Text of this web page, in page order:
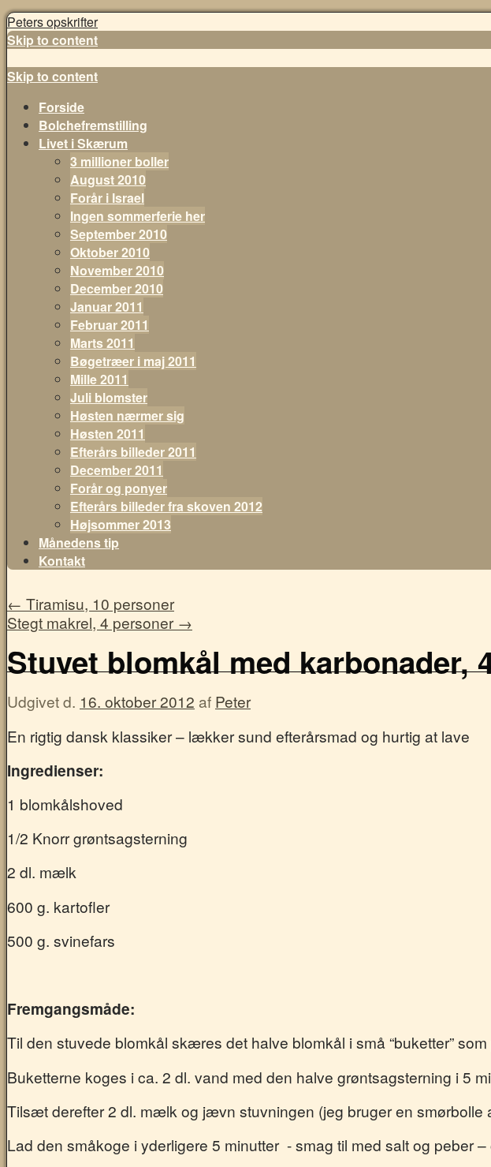
Peters opskrifter
Skip to content
Skip to content
Forside
Bolchefremstilling
Livet i Skærum
3 millioner boller
August 2010
Forår i Israel
Ingen sommerferie her
September 2010
Oktober 2010
November 2010
December 2010
Januar 2011
Februar 2011
Marts 2011
Bøgetræer i maj 2011
Mille 2011
Juli blomster
Høsten nærmer sig
Høsten 2011
Efterårs billeder 2011
December 2011
Forår og ponyer
Efterårs billeder fra skoven 2012
Højsommer 2013
Månedens tip
Kontakt
← Tiramisu, 10 personer
Stegt makrel, 4 personer →
Stuvet blomkål med karbonader,
Udgivet d. 16. oktober 2012 af Peter
En rigtig dansk klassiker – lækker sund efterårsmad og hurtig at lave
Ingredienser:
1 blomkålshoved
1/2 Knorr grøntsagsterning
2 dl. mælk
600 g. kartofler
500 g. svinefars
Fremgangsmåde:
Til den stuvede blomkål skæres det halve blomkål i små “buketter”
Buketterne koges i ca. 2 dl. vand med den halve grøntsagsterning i 5
Tilsæt derefter 2 dl. mælk og jævn stuvningen (jeg bruger en smørbolle
Lad den småkoge i yderligere 5 minutter - smag til med salt og peber